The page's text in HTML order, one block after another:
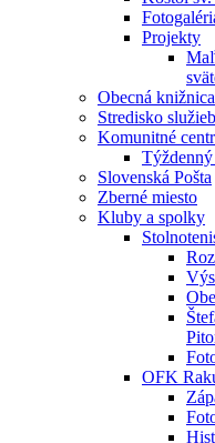
Projekty
Obecná knižnica
Stredisko služieb
Komunitné
Slovenská Pošta
Zberné miesto
Kluby a spolky
OFK